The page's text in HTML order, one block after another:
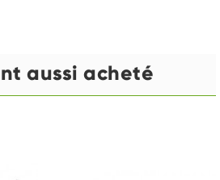
aussi acheté